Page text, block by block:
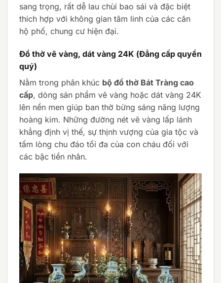
sang trọng, rất dễ lau chùi bao sái và đặc biệt
thích hợp với không gian tâm linh của các căn
hộ phố, chung cư hiện đại.
Đồ thờ vẽ vàng, dát vàng 24K (Đẳng cấp quyền
quý)
Nằm trong phân khúc bộ đồ thờ Bát Tràng cao
cấp, dòng sản phẩm vẽ vàng hoặc dát vàng 24K
lên nền men giúp ban thờ bừng sáng năng lượng
hoàng kim. Những đường nét vẽ vàng lấp lánh
khẳng định vị thế, sự thịnh vượng của gia tộc và
tấm lòng chu đáo tối đa của con cháu đối với
các bậc tiền nhân.